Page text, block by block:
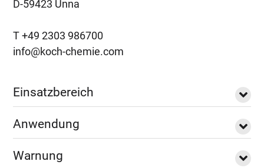
D-59423 Unna
T +49 2303 986700
info@koch-chemie.com
Einsatzbereich
Anwendung
Warnung